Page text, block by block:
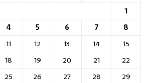
1
4 5 6 7
8
11 12 13 14
15
18 19 20 21
22
25 26 27 28
29